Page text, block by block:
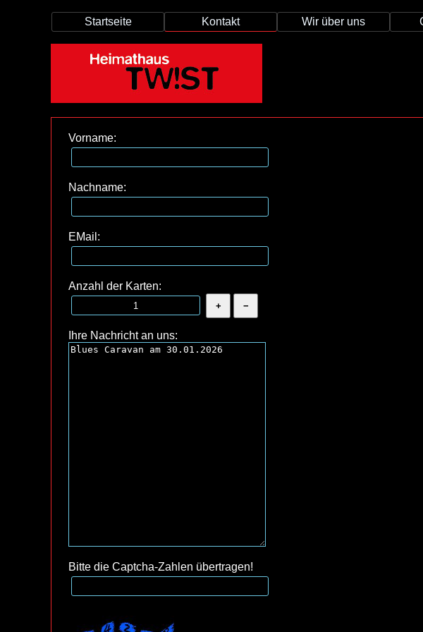
Startseite Kontakt Wir über uns
Vorname:
Nachname:
EMail:
Anzahl der Karten:
Ihre Nachricht an uns:
Bitte die Captcha-Zahlen übertragen!